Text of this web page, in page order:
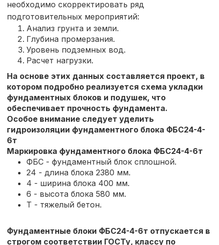
необходимо скорректировать ряд
подготовительных мероприятий:
Анализ грунта и земли.
Глубина промерзания.
Уровень подземных вод.
Расчет нагрузки.
На основе этих данных составляется проект, в
котором подробно реализуется схема укладки
фундаментных блоков и подушек, что
обеспечивает прочность фундамента.
Особое внимание следует уделить
гидроизоляции фундаментного блока ФБС24-4-
6т
Маркировка фундаментного блока ФБС24-4-6т
ФБС - фундаментный блок сплошной.
24 - длина блока 2380 мм.
4 - ширина блока 400 мм.
6 - высота блока 580 мм.
Т - тяжелый бетон.
Фундаментные блоки ФБС24-4-6т отпускается в
строгом соответствии ГОСТу, классу по